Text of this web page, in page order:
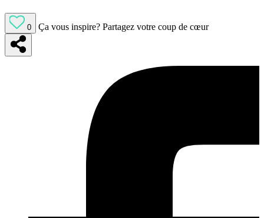
0 Ça vous inspire? Partagez votre coup de cœur